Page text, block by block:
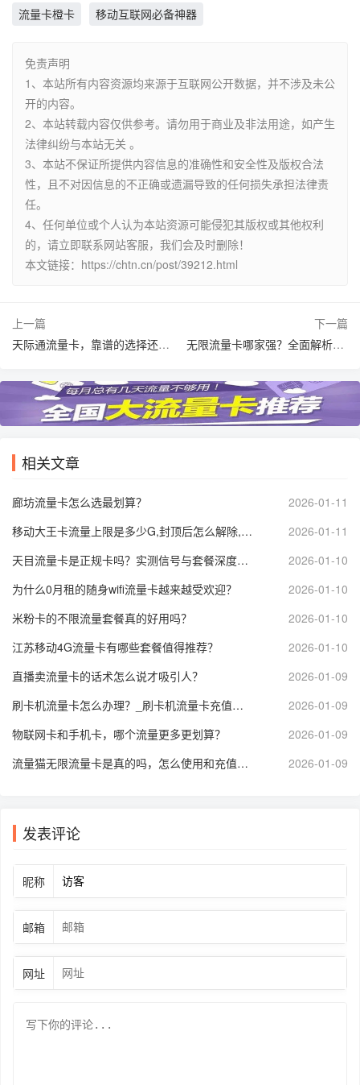
流量卡橙卡 移动互联网必备神器
免责声明
1、本站所有内容资源均来源于互联网公开数据，并不涉及未公
开的内容。
2、本站转载内容仅供参考。请勿用于商业及非法用途，如产生
法律纠纷与本站无关 。
3、本站不保证所提供内容信息的准确性和安全性及版权合法
性，且不对因信息的不正确或遗漏导致的任何损失承担法律责
任。
4、任何单位或个人认为本站资源可能侵犯其版权或其他权利
的，请立即联系网站客服，我们会及时删除！
本文链接：https://chtn.cn/post/39212.html
上一篇
天际通流量卡，靠谱的选择还是风险的投资？
下一篇
无限流量卡哪家强？全面解析市场热门产品
相关文章
廊坊流量卡怎么选最划算？
2026-01-11
移动大王卡流量上限是多少G,封顶后怎么解除,达量限速了网速会变多慢？
2026-01-11
天目流量卡是正规卡吗？实测信号与套餐深度解析_天目流量卡靠谱吗？
2026-01-10
为什么0月租的随身wifi流量卡越来越受欢迎？
2026-01-10
米粉卡的不限流量套餐真的好用吗？
2026-01-10
江苏移动4G流量卡有哪些套餐值得推荐？
2026-01-10
直播卖流量卡的话术怎么说才吸引人？
2026-01-09
刷卡机流量卡怎么办理？_刷卡机流量卡充值方法是什么？
2026-01-09
物联网卡和手机卡，哪个流量更多更划算？
2026-01-09
流量猫无限流量卡是真的吗，怎么使用和充值，可以开热点共享吗？
2026-01-09
发表评论
昵称
邮箱
网址